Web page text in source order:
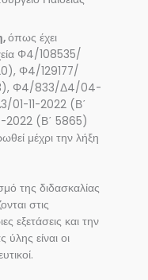
όπως έχει
Φ4/108535/
Φ4/129177/
Φ4/833/Δ4/04-
01-11-2022 (Β΄
2022 (Β΄ 5865)
μέχρι την λήξη
της διδασκαλίας
στις
εξετάσεις και την
είναι οι